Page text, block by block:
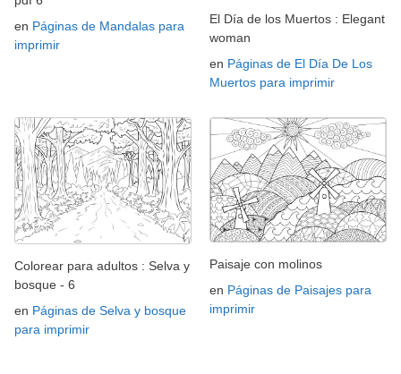
en Páginas de Mandalas para
imprimir
El Día de los Muertos : Elegant
woman
en Páginas de El Día De Los
Muertos para imprimir
Colorear para adultos : Selva y
bosque - 6
en Páginas de Selva y bosque
para imprimir
Paisaje con molinos
en Páginas de Paisajes para
imprimir